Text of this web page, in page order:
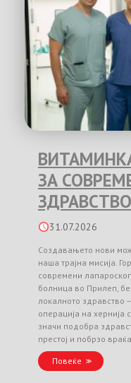
ЗА
31.07.2026
Создавањето нови
наша трајна мисија.
современи
болница во Прилеп,
локалното здравство
операција на хернија
значи подобра
престој и побрзо
Повеќе